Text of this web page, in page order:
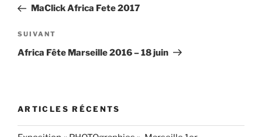
l’article
précédent
MaClick Africa Fete 2017
Article
suivant
SUIVANT
Africa Fête Marseille 2016 – 18 juin
ARTICLES RÉCENTS